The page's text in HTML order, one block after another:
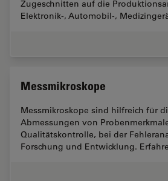
Zugeschnitten auf die
Elektronik-, Automobil-,
Messmikroskope
Messmikroskope sind hilfreich für
Abmessungen von
Qualitätskontrolle, bei der
Forschung und Entwicklung.